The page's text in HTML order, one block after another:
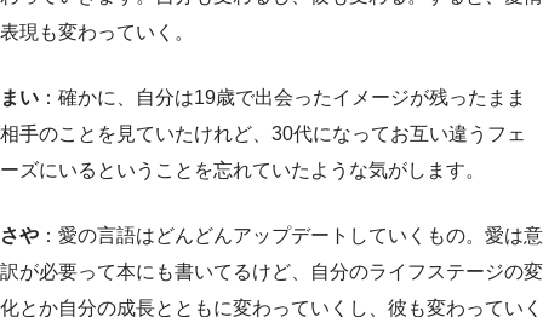
表現も変わっていく。
まい ：確かに、自分は19歳で出会ったイメージが残ったまま
相手のことを見ていたけれど、30代になってお互い違うフェ
ーズにいるということを忘れていたような気がします。
さや ：愛の言語はどんどんアップデートしていくもの。愛は意
訳が必要って本にも書いてるけど、自分のライフステージの変
化とか自分の成長とともに変わっていくし、彼も変わっていく